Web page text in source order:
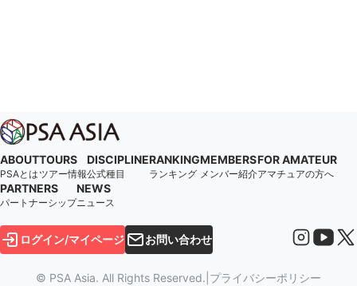
ABOUT
PSAとは
TOURS
ツアー情報
DISCIPLINE
公式種目
RANKING
ランキング
MEMBERS
メンバー紹介
FOR AMATEUR
アマチュアの方へ
PARTNERS
パートナーシップ
NEWS
ニュース
ログイン/マイページ お問い合わせ
© PSA Asia. All Rights Reserved. プライバシーポリシー